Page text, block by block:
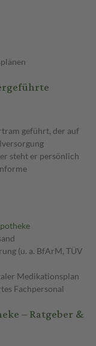
geführt, der auf
steht er persönlich
(u. a. BfArM, TÜV
Medikationsplan
Fachpersonal
– Ratgeber &